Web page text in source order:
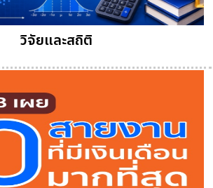
วิจัยและสถิติ